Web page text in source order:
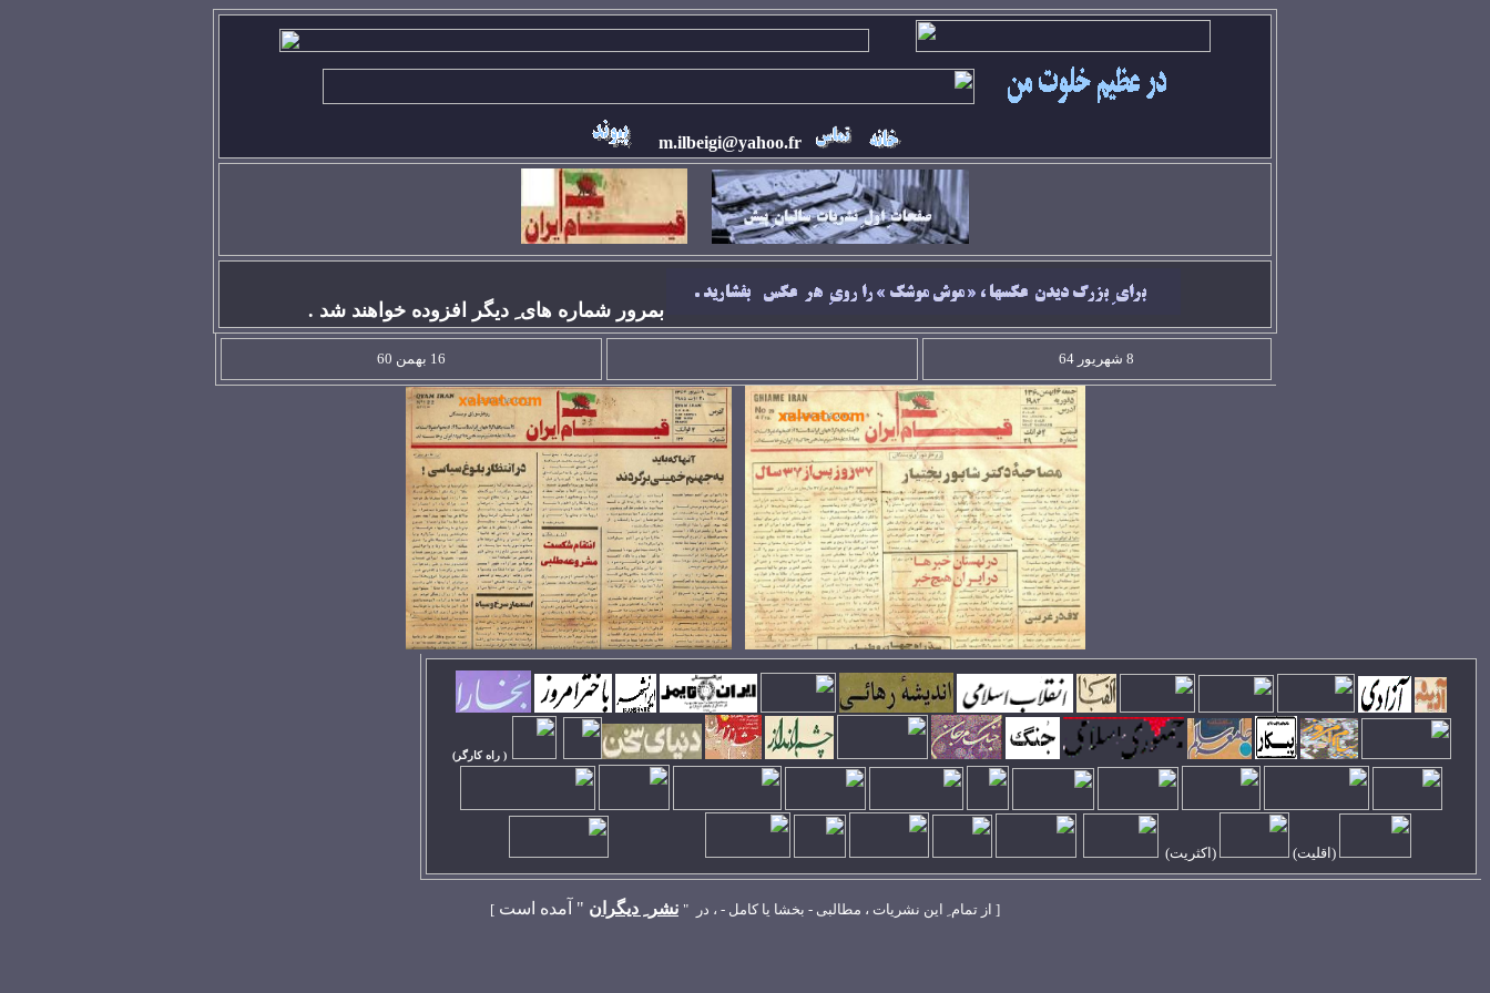
m.ilbeigi@yahoo.fr
بمرور شماره های ِ ديگر افزوده خواهند شد .
8 شهريور 64 16 بهمن 60
( راه کارگر)
( اقليت) (اکثريت)
[ از تمام ِ اين نشريات ، مطالبی - بخشا يا کامل - ، در " نشر ِ ديگران " آمده است ]